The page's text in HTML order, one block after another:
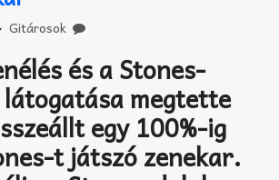
Gitárosok
és a Stones-
megtette
egy 100%-ig
t játszó zenekar.